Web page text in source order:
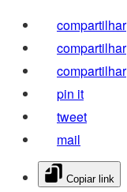
compartilhar
compartilhar
compartilhar
pin it
tweet
mail
Copiar link